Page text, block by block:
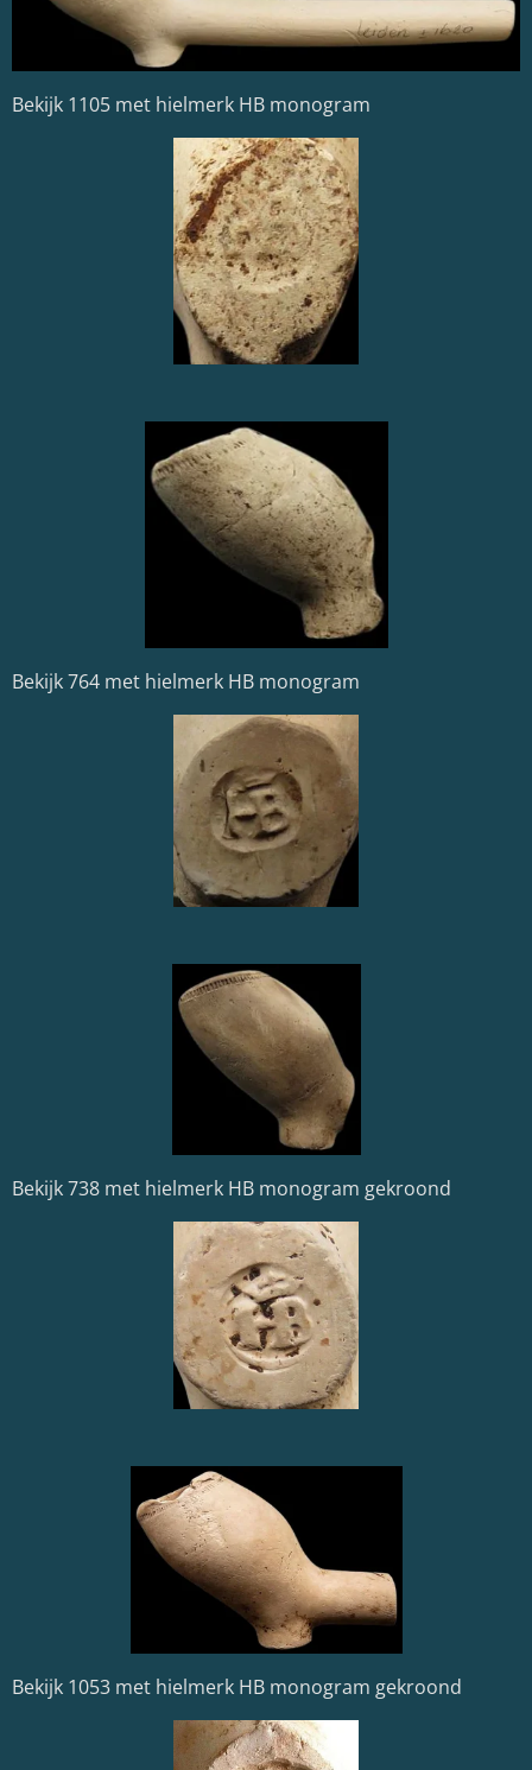
Bekijk 1105 met hielmerk HB monogram
Bekijk 764 met hielmerk HB monogram
Bekijk 738 met hielmerk HB monogram gekroond
Bekijk 1053 met hielmerk HB monogram gekroond